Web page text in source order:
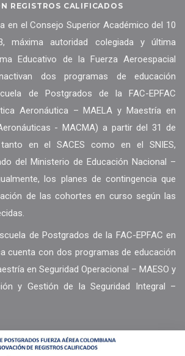
REGISTROS CALIFICADOS
en el Consejo Superior Académico del 10
máxima autoridad colegiada y última
Educativo de la Fuerza Aeroespacial
dos programas de educación
de Postgrados de la FAC-EPFAC
Aeronáutica – MAELA y Maestría en
- MACMA) a partir del 31 de
en el SACES como en el SNIES,
del Ministerio de Educación Nacional –
los planes de contingencia que
de las cohortes en curso según las
de Postgrados de la FAC-EPFAC en
cuenta con dos programas de educación
en Seguridad Operacional – MAESO y
y Gestión de la Seguridad Integral –